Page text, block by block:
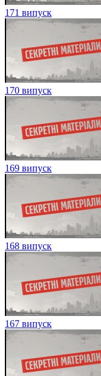
171 випуск
170 випуск
169 випуск
168 випуск
167 випуск